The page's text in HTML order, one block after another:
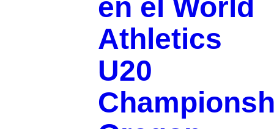
en el World
Athletics
U20